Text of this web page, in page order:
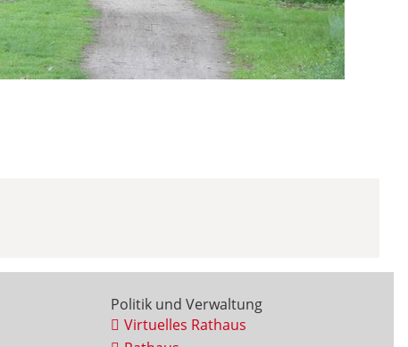
Politik und Verwaltung
Virtuelles Rathaus